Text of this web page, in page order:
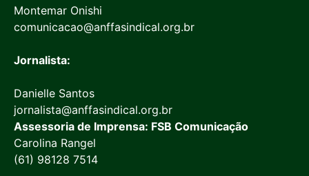
Montemar Onishi
comunicacao@anffasindical.org.br
Jornalista:
Danielle Santos
jornalista@anffasindical.org.br
Assessoria de Imprensa: FSB Comunicação
Carolina Rangel
(61) 98128 7514